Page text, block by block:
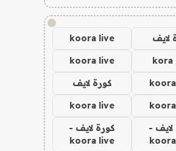
!
لايف koora live
kora
koora live
كورة لايف
koora live
لايف -
كورة لايف -
koora live